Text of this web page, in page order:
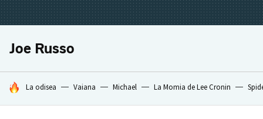
Joe Russo
HOY SE HABLA DE
La odisea Vaiana Michael La Momia de Lee Cronin